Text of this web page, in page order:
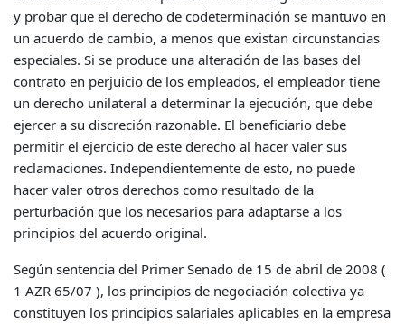
y probar que el derecho de codeterminación se mantuvo en
un acuerdo de cambio, a menos que existan circunstancias
especiales. Si se produce una alteración de las bases del
contrato en perjuicio de los empleados, el empleador tiene
un derecho unilateral a determinar la ejecución, que debe
ejercer a su discreción razonable. El beneficiario debe
permitir el ejercicio de este derecho al hacer valer sus
reclamaciones. Independientemente de esto, no puede
hacer valer otros derechos como resultado de la
perturbación que los necesarios para adaptarse a los
principios del acuerdo original.
Según sentencia del Primer Senado de 15 de abril de 2008 (
1 AZR 65/07 ), los principios de negociación colectiva ya
constituyen los principios salariales aplicables en la empresa